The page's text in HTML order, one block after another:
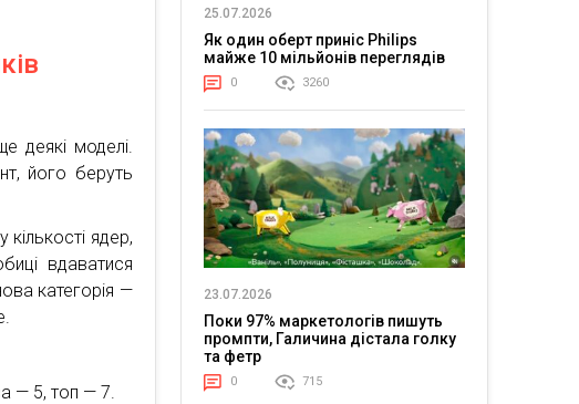
деякі моделі.
його беруть
ядер,
вдаватися
категорія —
— 5, топ — 7.
25.07.2026
Як один оберт приніс Philips
майже 10 мільйонів переглядів
0 3260
23.07.2026
Поки 97% маркетологів пишуть
промпти, Галичина дістала голку
та фетр
0 715